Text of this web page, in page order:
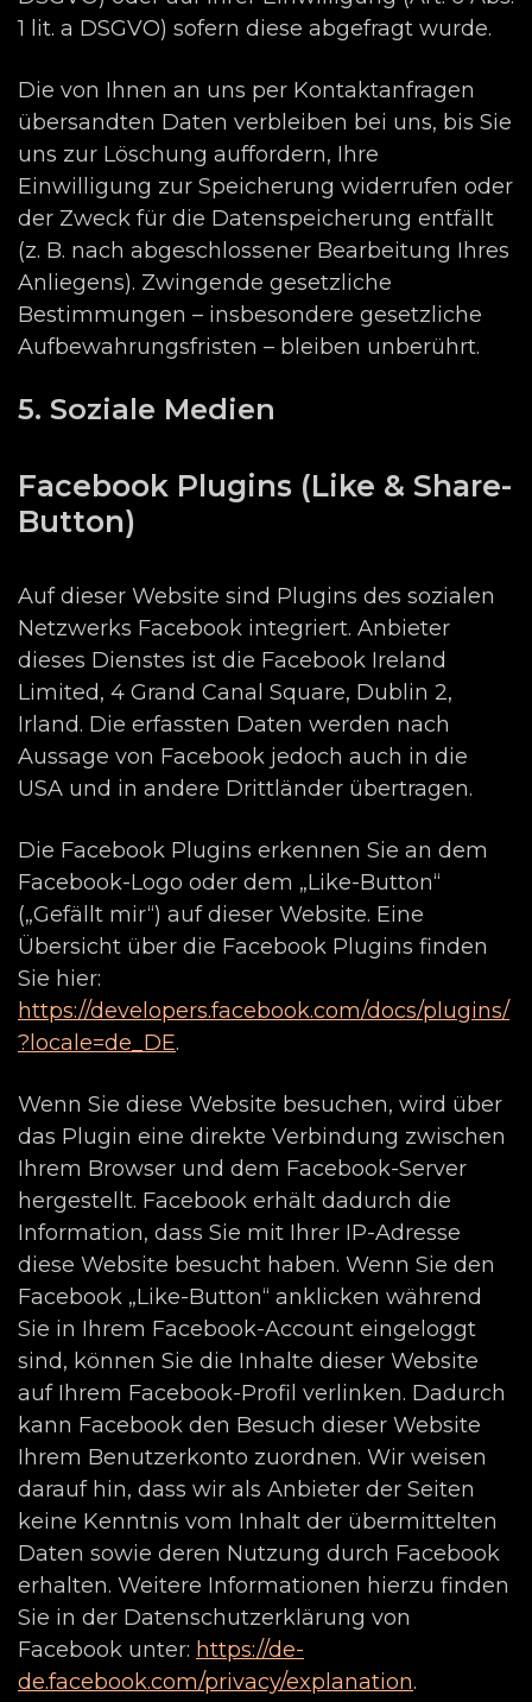
1 lit. a DSGVO) sofern diese abgefragt wurde.
Die von Ihnen an uns per Kontaktanfragen
übersandten Daten verbleiben bei uns, bis Sie
uns zur Löschung auffordern, Ihre
Einwilligung zur Speicherung widerrufen oder
der Zweck für die Datenspeicherung entfällt
(z. B. nach abgeschlossener Bearbeitung Ihres
Anliegens). Zwingende gesetzliche
Bestimmungen – insbesondere gesetzliche
Aufbewahrungsfristen – bleiben unberührt.
5. Soziale Medien
Facebook Plugins (Like & Share-
Button)
Auf dieser Website sind Plugins des sozialen
Netzwerks Facebook integriert. Anbieter
dieses Dienstes ist die Facebook Ireland
Limited, 4 Grand Canal Square, Dublin 2,
Irland. Die erfassten Daten werden nach
Aussage von Facebook jedoch auch in die
USA und in andere Drittländer übertragen.
Die Facebook Plugins erkennen Sie an dem
Facebook-Logo oder dem „Like-Button“
(„Gefällt mir“) auf dieser Website. Eine
Übersicht über die Facebook Plugins finden
Sie hier:
https://developers.facebook.com/docs/plugins/
?locale=de_DE.
Wenn Sie diese Website besuchen, wird über
das Plugin eine direkte Verbindung zwischen
Ihrem Browser und dem Facebook-Server
hergestellt. Facebook erhält dadurch die
Information, dass Sie mit Ihrer IP-Adresse
diese Website besucht haben. Wenn Sie den
Facebook „Like-Button“ anklicken während
Sie in Ihrem Facebook-Account eingeloggt
sind, können Sie die Inhalte dieser Website
auf Ihrem Facebook-Profil verlinken. Dadurch
kann Facebook den Besuch dieser Website
Ihrem Benutzerkonto zuordnen. Wir weisen
darauf hin, dass wir als Anbieter der Seiten
keine Kenntnis vom Inhalt der übermittelten
Daten sowie deren Nutzung durch Facebook
erhalten. Weitere Informationen hierzu finden
Sie in der Datenschutzerklärung von
Facebook unter: https://de-
de.facebook.com/privacy/explanation.